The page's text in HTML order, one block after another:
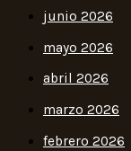
junio 2026
mayo 2026
abril 2026
marzo 2026
febrero 2026